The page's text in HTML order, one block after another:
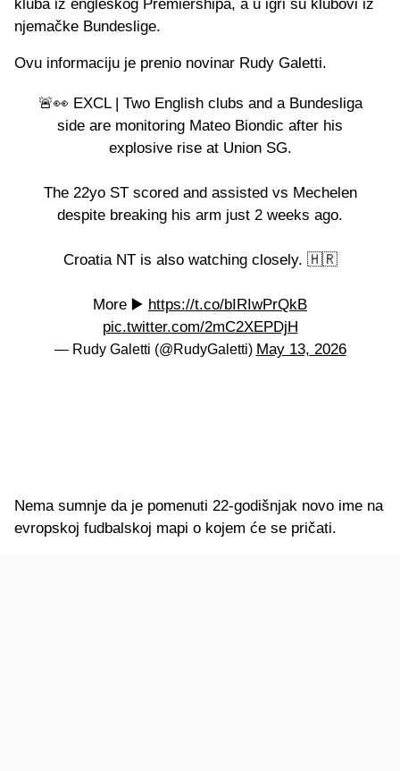
kluba iz engleskog Premiershipa, a u igri su klubovi iz
njemačke Bundeslige.
Ovu informaciju je prenio novinar Rudy Galetti.
🚨👀 EXCL | Two English clubs and a Bundesliga
side are monitoring Mateo Biondic after his
explosive rise at Union SG.
The 22yo ST scored and assisted vs Mechelen
despite breaking his arm just 2 weeks ago.
Croatia NT is also watching closely. 🇭🇷
More ▶️ https://t.co/bIRIwPrQkB
pic.twitter.com/2mC2XEPDjH
— Rudy Galetti (@RudyGaletti) May 13, 2026
Nema sumnje da je pomenuti 22-godišnjak novo ime na
evropskoj fudbalskoj mapi o kojem će se pričati.